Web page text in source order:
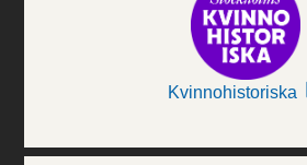
Kvinnohistoriska